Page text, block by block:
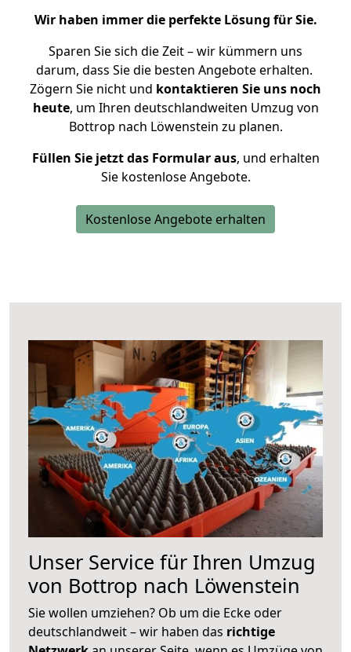
Wir haben immer die perfekte Lösung für Sie.
Sparen Sie sich die Zeit – wir kümmern uns
darum, dass Sie die besten Angebote erhalten.
Zögern Sie nicht und kontaktieren Sie uns noch
heute, um Ihren deutschlandweiten Umzug von
Bottrop nach Löwenstein zu planen.
Füllen Sie jetzt das Formular aus, und erhalten
Sie kostenlose Angebote.
Kostenlose Angebote erhalten
Unser Service für Ihren Umzug
von Bottrop nach Löwenstein
Sie wollen umziehen? Ob um die Ecke oder
deutschlandweit – wir haben das richtige